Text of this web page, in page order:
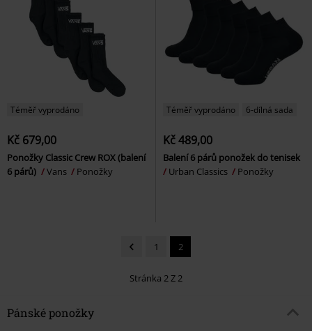
Téměř vyprodáno
Kč 679,00
Ponožky Classic Crew ROX (balení
6 párů)
Vans Ponožky
Téměř vyprodáno 6-dílná sada
Kč 489,00
Balení 6 párů ponožek do tenisek
Urban Classics
Ponožky
1 2
Stránka 2 Z 2
Pánské ponožky